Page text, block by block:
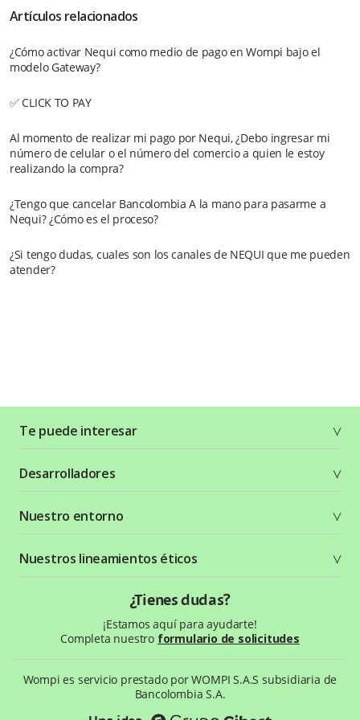
Artículos relacionados
¿Cómo activar Nequi como medio de pago en Wompi bajo el
modelo Gateway?
✅ CLICK TO PAY
Al momento de realizar mi pago por Nequi, ¿Debo ingresar mi
número de celular o el número del comercio a quien le estoy
realizando la compra?
¿Tengo que cancelar Bancolombia A la mano para pasarme a
Nequi? ¿Cómo es el proceso?
¿Si tengo dudas, cuales son los canales de NEQUI que me pueden
atender?
Te puede interesar
Planes y tarifas
Crea tu cuenta
Seguridad
Términos y condiciones
Política de privacidad
Desarrolladores
Recursos gráficos
Status Page
Nuestro entorno
¿Qué es Wompi?
Wiki Wompi
Preguntas frecuentes
Nuestros lineamientos éticos
¿Tienes dudas?
¡Estamos aquí para ayudarte!
Completa nuestro formulario de solicitudes
Wompi es servicio prestado por WOMPI S.A.S subsidiaria de
Bancolombia S.A.